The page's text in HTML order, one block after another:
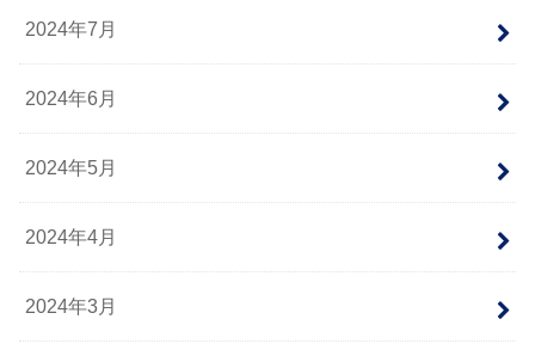
2024年7月
2024年6月
2024年5月
2024年4月
2024年3月